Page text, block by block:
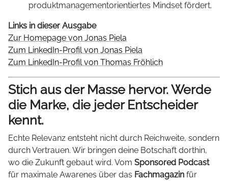
produktmanagementorientiertes Mindset fördert.
Links in dieser Ausgabe
Zur Homepage von Jonas Piela
Zum LinkedIn-Profil von Jonas Piela
Zum LinkedIn-Profil von Thomas Fröhlich
Stich aus der Masse hervor. Werde
die Marke, die jeder Entscheider
kennt.
Echte Relevanz entsteht nicht durch Reichweite, sondern
durch Vertrauen. Wir bringen deine Botschaft dorthin,
wo die Zukunft gebaut wird. Vom Sponsored Podcast
für maximale Awarenes über das Fachmagazin für